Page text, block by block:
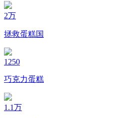
2万
拯救蛋糕国
1250
巧克力蛋糕
1.1万